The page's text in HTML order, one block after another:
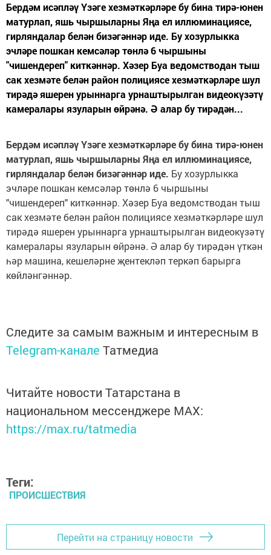
Бердәм исәпләү Үзәге хезмәткәрләре бу бина тирә-юнен
матурлап, яшь чыршыларны Яңа ел иллюминациясе,
гирляндалар белән бизәгәннәр иде. Бу хозурлыкка
эчләре пошкан кемсәләр төнлә 6 чыршыны
"чишендереп" киткәннәр. Хәзер Буа ведомстводан тыш
сак хезмәте белән район полициясе хезмәткәрләре шул
тирәдә яшерен урыннарга урнаштырылган видеокүзәтү
камералары язуларын өйрәнә. Ә алар бу тирәдән...
Бердәм исәпләүҮзәге хезмәткәрләре бу бина тирә-юнен
матурлап, яшь чыршыларны Яңа ел иллюминациясе,
гирляндалар белән бизәгәннәр иде. Бу хозурлыкка
эчләре пошкан кемсәләр төнлә 6 чыршыны
"чишендереп" киткәннәр. Хәзер Буа ведомстводан тыш
сак хезмәте белән район полициясе хезмәткәрләре шул
тирәдә яшерен урыннарга урнаштырылган видеокүзәтү
камералары язуларын өйрәнә. Ә алар бу тирәдән үткән
һәр машина, кешеләрне җентекләп теркәп барырга
көйләнгәннәр.
Следите за самым важным и интересным в
Telegram-канале Татмедиа
Читайте новости Татарстана в
национальном мессенджере MАХ:
https://max.ru/tatmedia
Теги:
ПРОИСШЕСТВИЯ
Перейти на страницу новости